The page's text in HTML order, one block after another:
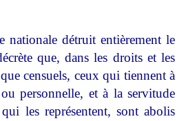
nationale détruit entièrement le
que, dans les droits et les
censuels, ceux qui tiennent à
personnelle, et à la servitude
les représentent, sont abolis